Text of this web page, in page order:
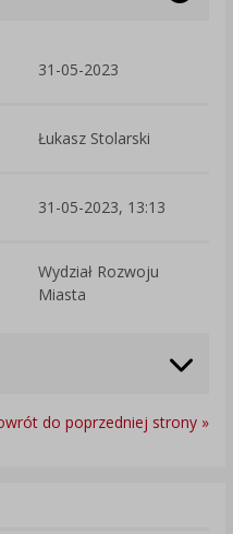
31-05-2023
Łukasz Stolarski
31-05-2023, 13:13
Wydział Rozwoju
Miasta
do poprzedniej strony »